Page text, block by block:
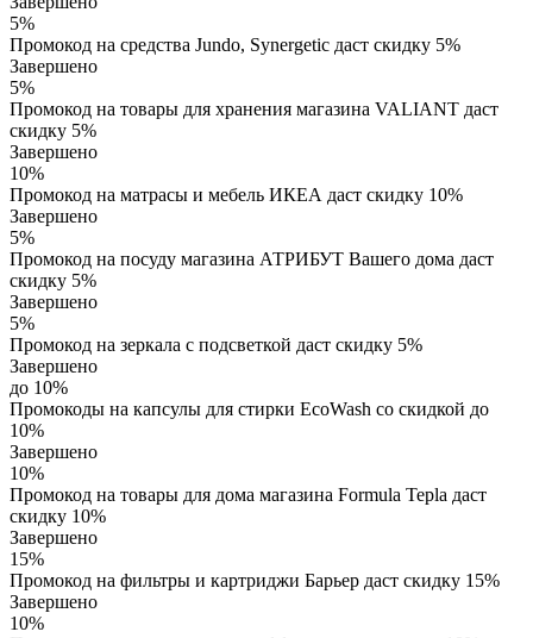
5%
Промокод на средства Jundo, Synergetic даст скидку 5%
Завершено
5%
Промокод на товары для хранения магазина VALIANT даст
скидку 5%
Завершено
10%
Промокод на матрасы и мебель ИКЕА даст скидку 10%
Завершено
5%
Промокод на посуду магазина АТРИБУТ Вашего дома даст
скидку 5%
Завершено
5%
Промокод на зеркала с подсветкой даст скидку 5%
Завершено
до 10%
Промокоды на капсулы для стирки EcoWash со скидкой до
10%
Завершено
10%
Промокод на товары для дома магазина Formula Tepla даст
скидку 10%
Завершено
15%
Промокод на фильтры и картриджи Барьер даст скидку 15%
Завершено
10%